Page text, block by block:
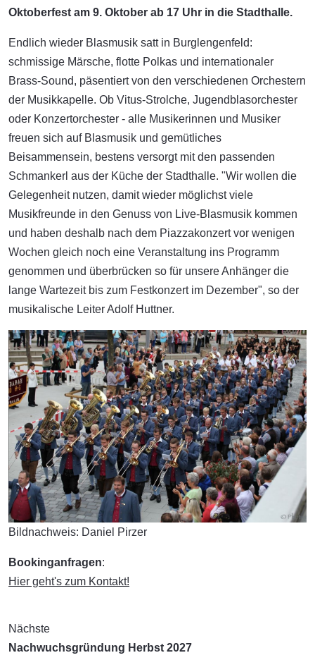
Oktoberfest am 9. Oktober ab 17 Uhr in die Stadthalle.
Endlich wieder Blasmusik satt in Burglengenfeld:
schmissige Märsche, flotte Polkas und internationaler
Brass-Sound, päsentiert von den verschiedenen Orchestern
der Musikkapelle. Ob Vitus-Strolche, Jugendblasorchester
oder Konzertorchester - alle Musikerinnen und Musiker
freuen sich auf Blasmusik und gemütliches
Beisammensein, bestens versorgt mit den passenden
Schmankerl aus der Küche der Stadthalle. "Wir wollen die
Gelegenheit nutzen, damit wieder möglichst viele
Musikfreunde in den Genuss von Live-Blasmusik kommen
und haben deshalb nach dem Piazzakonzert vor wenigen
Wochen gleich noch eine Veranstaltung ins Programm
genommen und überbrücken so für unsere Anhänger die
lange Wartezeit bis zum Festkonzert im Dezember", so der
musikalische Leiter Adolf Huttner.
Bildnachweis: Daniel Pirzer
Bookinganfragen:
Hier geht's zum Kontakt!
Nächste
Nachwuchsgründung Herbst 2027